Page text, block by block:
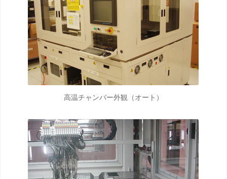
高温チャンバー外観（オート）